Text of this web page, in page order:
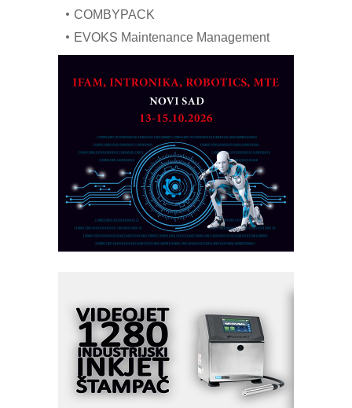
COMBYPACK
EVOKS Maintenance Management
na viši nivo
Detekcija različitih oblika
MAREX - Lim i mašine za savremena
rešenja
Marcom-plast d.o.o.- vaš pouzdan
partner
CTO - Prilagodite svoju toplinsku
obradu!
Razvoj asortimanskog pravca MINI-
PLC AKYTEC
MOTOMAN – NEXT-Robotika vođena
veštačkom inteligencijom
I.SAFE MOBILE revolucioniše
industrijsku automatizaciju
pionirskimmobile operator PANEL-OM
Fleksibilno stezanje i brzo